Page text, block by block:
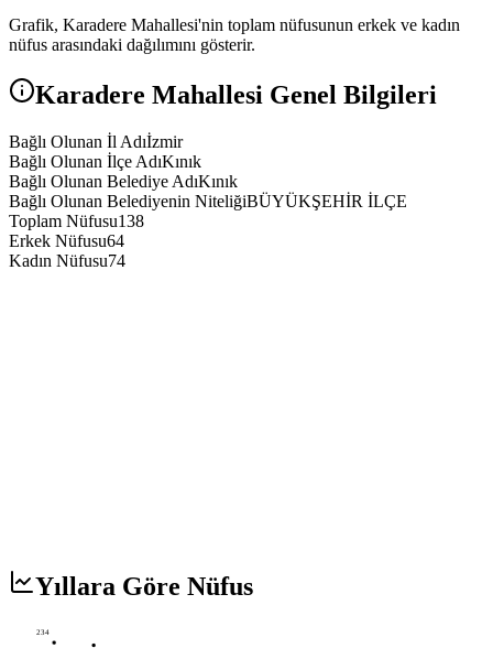
Grafik, Karadere Mahallesi'nin toplam nüfusunun erkek ve kadın
nüfus arasındaki dağılımını gösterir.
Karadere Mahallesi Genel Bilgileri
Bağlı Olunan İl Adıİzmir
Bağlı Olunan İlçe AdıKınık
Bağlı Olunan Belediye AdıKınık
Bağlı Olunan Belediyenin NiteliğiBÜYÜKŞEHİR İLÇE
Toplam Nüfusu138
Erkek Nüfusu64
Kadın Nüfusu74
Yıllara Göre Nüfus
234